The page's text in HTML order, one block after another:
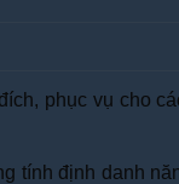
phục vụ cho
tính định danh